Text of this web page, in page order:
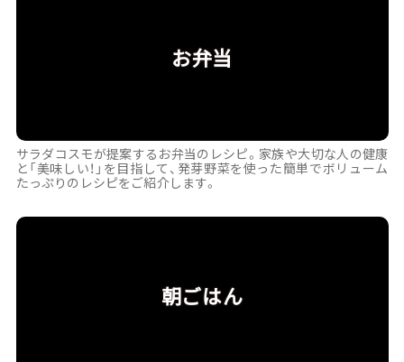
サラダコスモが提案するお弁当のレシピ。家族や大切な人の健康
と「美味しい！」を目指して、発芽野菜を使った簡単でボリューム
たっぷりのレシピをご紹介します。